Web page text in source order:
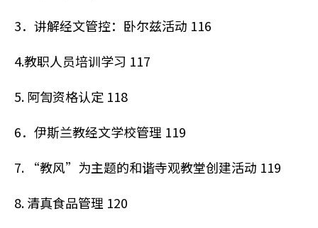
3．讲解经文管控：卧尔兹活动 116
4.教职人员培训学习 117
5. 阿訇资格认定 118
6．伊斯兰教经文学校管理 119
7. “教风”为主题的和谐寺观教堂创建活动 119
8. 清真食品管理 120